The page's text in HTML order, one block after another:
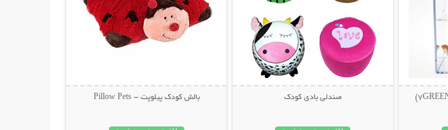
صندلی بادی کودک بالش کودک پیلوپت - Pillow Pets